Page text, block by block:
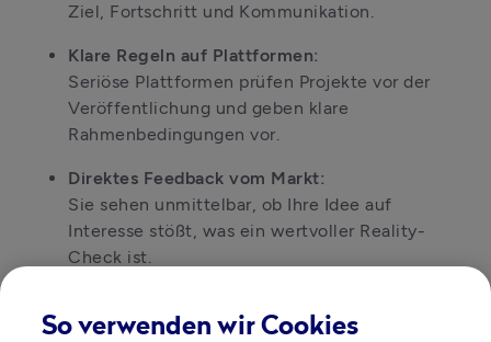
Ziel, Fortschritt und Kommunikation.
Klare Regeln auf Plattformen:
Seriöse Plattformen prüfen Projekte vor der
Veröffentlichung und geben klare
Rahmenbedingungen vor.
Direktes Feedback vom Markt:
Sie sehen unmittelbar, ob Ihre Idee auf
Interesse stößt, was ein wertvoller Reality-
Check ist.
Zahlungen laufen über etablierte Systeme,
So verwenden wir Cookies